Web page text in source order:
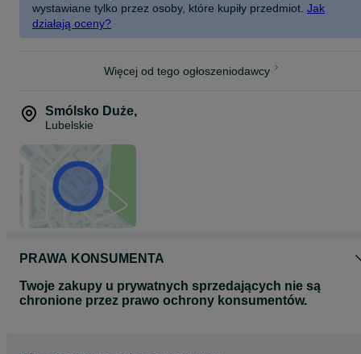
wystawiane tylko przez osoby, które kupiły przedmiot. Jak
działają oceny?
Więcej od tego ogłoszeniodawcy
Smólsko Duże,
Lubelskie
PRAWA KONSUMENTA
Twoje zakupy u prywatnych sprzedających nie są
chronione przez prawo ochrony konsumentów.